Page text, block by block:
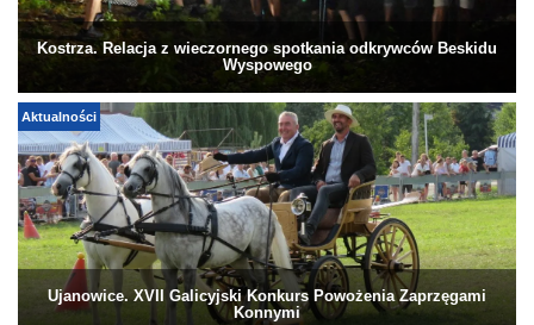
Kostrza. Relacja z wieczornego spotkania odkrywców Beskidu
Wyspowego
Aktualności
Ujanowice. XVII Galicyjski Konkurs Powożenia Zaprzęgami
Konnymi